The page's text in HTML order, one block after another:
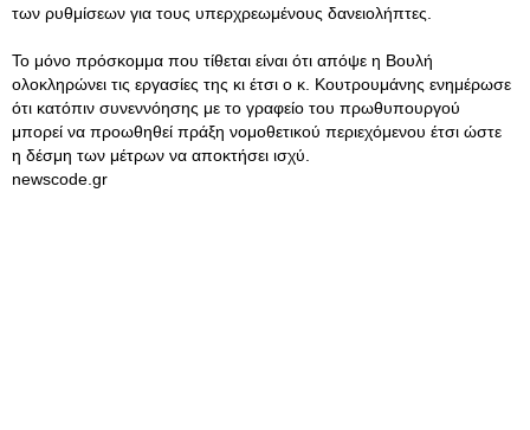
των ρυθμίσεων για τους υπερχρεωμένους δανειολήπτες.
Το μόνο πρόσκομμα που τίθεται είναι ότι απόψε η Βουλή
ολοκληρώνει τις εργασίες της κι έτσι ο κ. Κουτρουμάνης ενημέρωσε
ότι κατόπιν συνεννόησης με το γραφείο του πρωθυπουργού
μπορεί να προωθηθεί πράξη νομοθετικού περιεχόμενου έτσι ώστε
η δέσμη των μέτρων να αποκτήσει ισχύ.
newscode.gr